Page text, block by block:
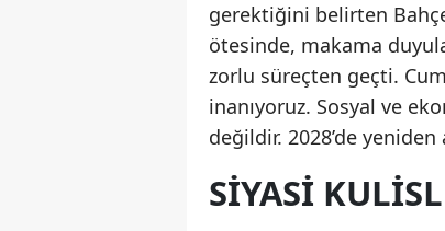
gerektiğini belirten
ötesinde, makama
zorlu süreçten geçti.
inanıyoruz. Sosyal ve
değildir. 2028’de
SIYASI